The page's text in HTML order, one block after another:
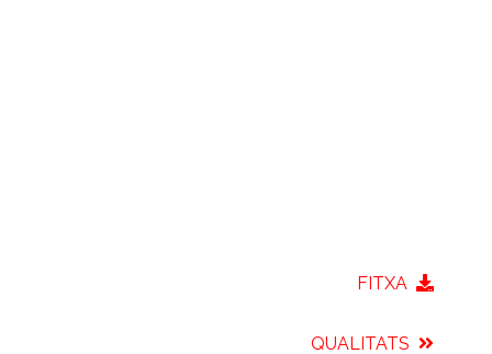
FITXA
QUALITATS